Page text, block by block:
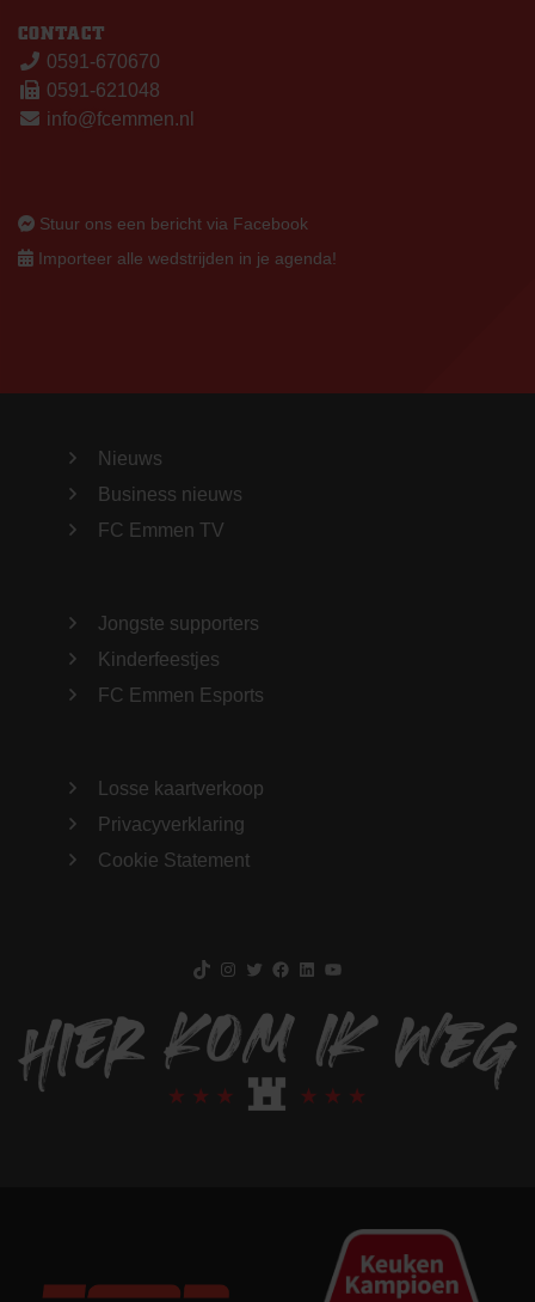
CONTACT
0591-670670
0591-621048
info@fcemmen.nl
Stuur ons een bericht via Facebook
Importeer alle wedstrijden in je agenda!
Nieuws
Business nieuws
FC Emmen TV
Jongste supporters
Kinderfeestjes
FC Emmen Esports
Losse kaartverkoop
Privacyverklaring
Cookie Statement